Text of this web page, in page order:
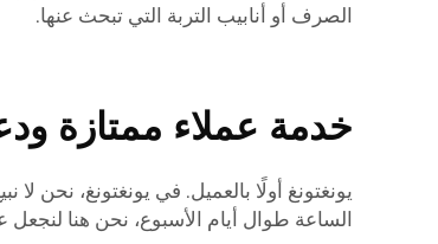
الصرف أو أنابيب التربة التي تبحث عنها.
خدمة عملاء ممتازة
يونغتونغ أولًا بالعميل. في يونغتونغ،
الساعة طوال أيام الأسبوع، نحن هنا لنجعل